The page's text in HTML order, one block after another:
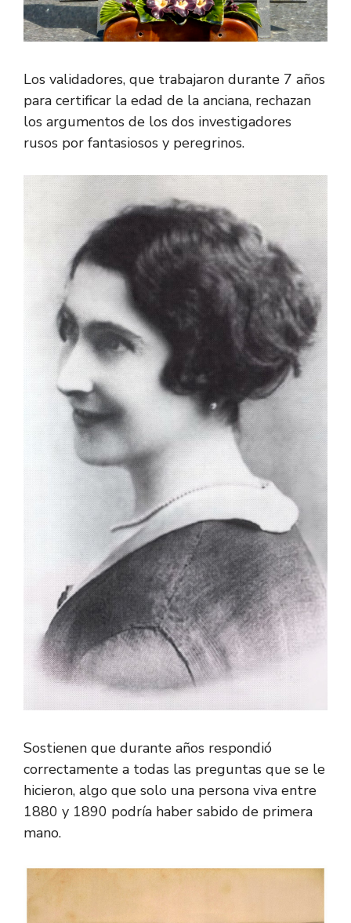
Los validadores, que trabajaron durante 7 años
para certificar la edad de la anciana, rechazan
los argumentos de los dos investigadores
rusos por fantasiosos y peregrinos.
Sostienen que durante años respondió
correctamente a todas las preguntas que se le
hicieron, algo que solo una persona viva entre
1880 y 1890 podría haber sabido de primera
mano.